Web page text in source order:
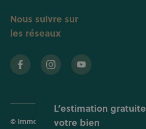
L’estimation
votre bien
Nous suivre sur
les réseaux
© Immobilière EVERONE SRL •